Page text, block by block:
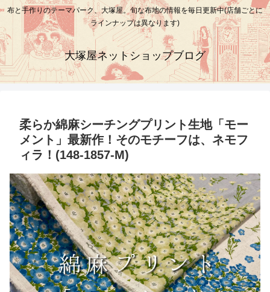
布と手作りのテーマパーク、大塚屋。旬な布地の情報を毎日更新中(店舗ごとに
ラインナップは異なります)
大塚屋ネットショップブログ
柔らか綿麻シーチングプリント生地「モー
メント」最新作！そのモチーフは、ネモフ
ィラ！(148-1857-M)